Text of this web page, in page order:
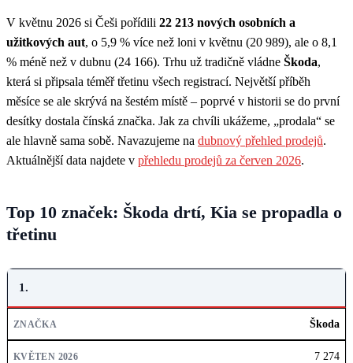
V květnu 2026 si Češi pořídili 22 213 nových osobních a
užitkových aut, o 5,9 % více než loni v květnu (20 989), ale o 8,1
% méně než v dubnu (24 166). Trhu už tradičně vládne Škoda,
která si připsala téměř třetinu všech registrací. Největší příběh
měsíce se ale skrývá na šestém místě – poprvé v historii se do první
desítky dostala čínská značka. Jak za chvíli ukážeme, „prodala“ se
ale hlavně sama sobě. Navazujeme na dubnový přehled prodejů.
Aktuálnější data najdete v přehledu prodejů za červen 2026.
Top 10 značek: Škoda drtí, Kia se propadla o
třetinu
POŘADÍ
ZNAČKA
KVĚTEN 2026
1.
Škoda
7 274